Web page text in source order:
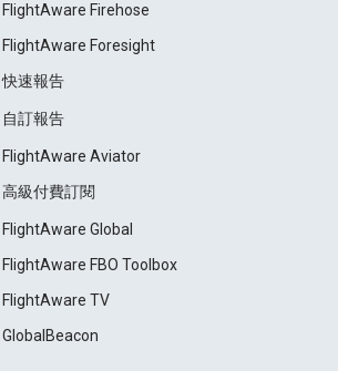
FlightAware Firehose
FlightAware Foresight
快速報告
自訂報告
FlightAware Aviator
高級付費訂閱
FlightAware Global
FlightAware FBO Toolbox
FlightAware TV
GlobalBeacon